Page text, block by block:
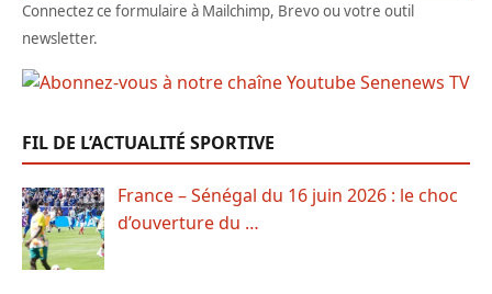
Connectez ce formulaire à Mailchimp, Brevo ou votre outil
newsletter.
FIL DE L’ACTUALITÉ SPORTIVE
France – Sénégal du 16 juin 2026 : le choc
d’ouverture du …